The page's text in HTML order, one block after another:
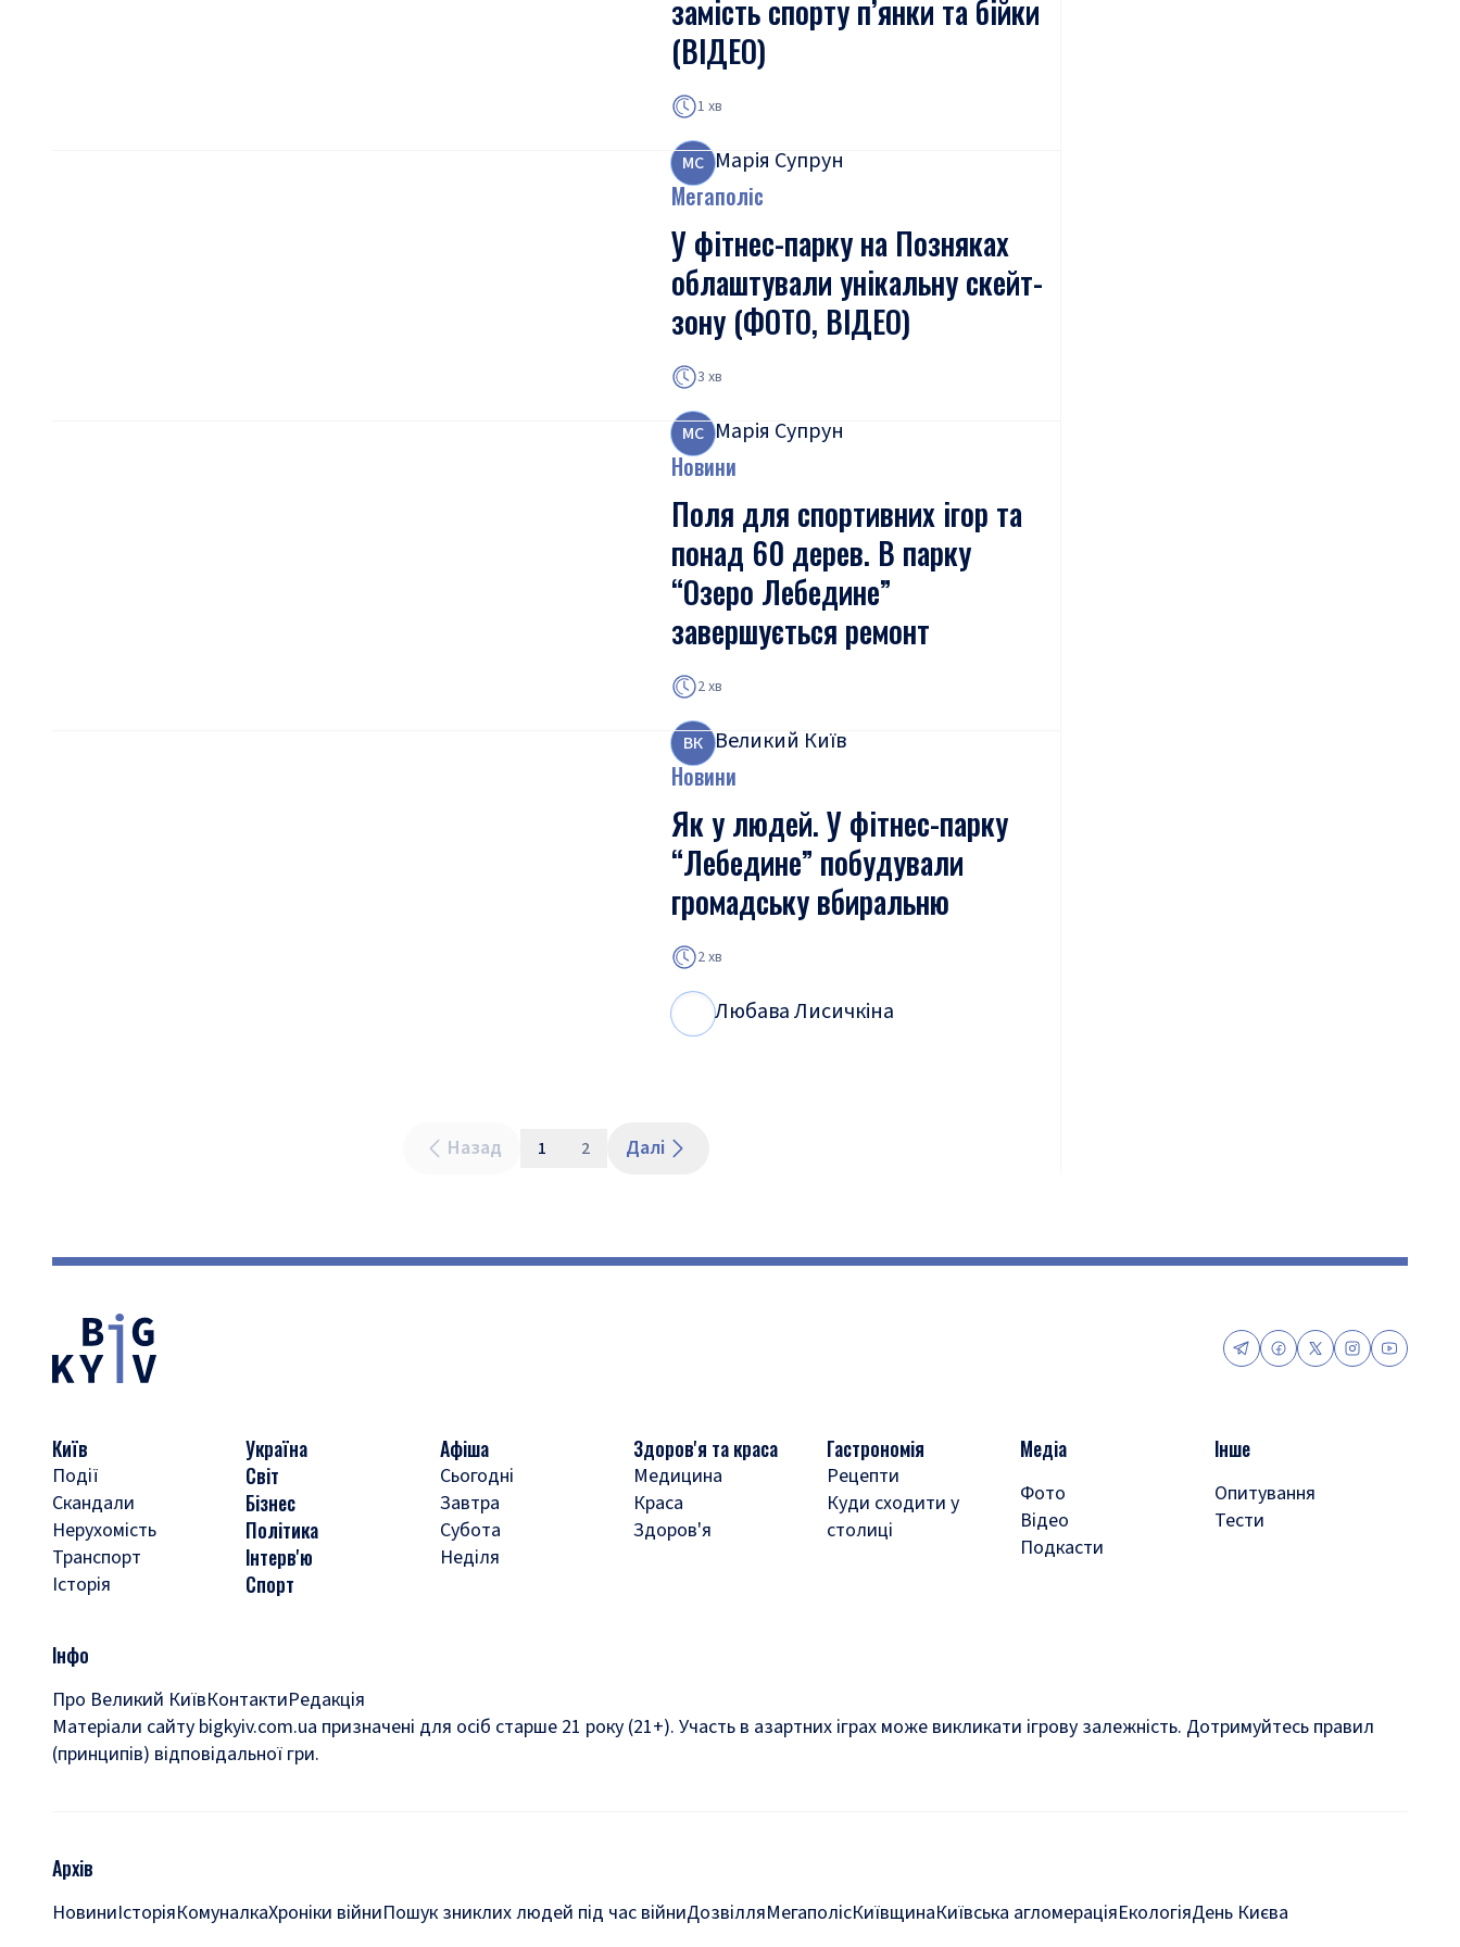
замість спорту п’янки та бійки
(ВІДЕО)
1 хв
МС Марія Супрун
Мегаполіс
У фітнес-парку на Позняках
облаштували унікальну скейт-
зону (ФОТО, ВІДЕО)
3 хв
МС Марія Супрун
Новини
Поля для спортивних ігор та
понад 60 дерев. В парку
“Озеро Лебедине”
завершується ремонт
2 хв
ВК Великий Київ
Новини
Як у людей. У фітнес-парку
“Лебедине” побудували
громадську вбиральню
2 хв
Любава Лисичкіна
Назад 1 2 Далі
Київ
Події
Скандали
Нерухомість
Транспорт
Історія
Україна
Світ
Бізнес
Політика
Інтерв'ю
Спорт
Афіша
Сьогодні
Завтра
Субота
Неділя
Здоров'я та краса
Медицина
Краса
Здоров'я
Гастрономія
Рецепти
Куди сходити у
столиці
Медіа
Фото
Відео
Подкасти
Інше
Опитування
Тести
Інфо
Про Великий КиївКонтактиРедакція
Матеріали сайту bigkyiv.com.ua призначені для осіб старше 21 року (21+). Участь в азартних іграх може викликати ігрову залежність. Дотримуйтесь правил
(принципів) відповідальної гри.
Архів
НовиниІсторіяКомуналкаХроніки війниПошук зниклих людей під час війниДозвілляМегаполісКиївщинаКиївська агломераціяЕкологіяДень Києва